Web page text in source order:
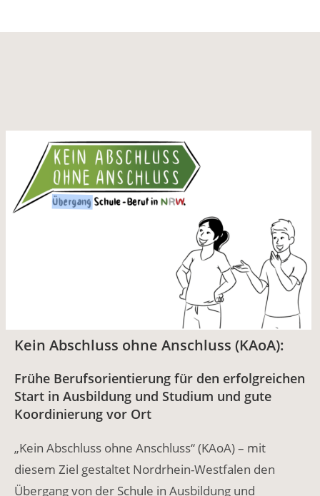
Kein Abschluss ohne Anschluss (KAoA):
Frühe Berufsorientierung für den erfolgreichen
Start in Ausbildung und Studium und gute
Koordinierung vor Ort
„Kein Abschluss ohne Anschluss“ (KAoA) – mit
diesem Ziel gestaltet Nordrhein-Westfalen den
Übergang von der Schule in Ausbildung und